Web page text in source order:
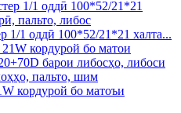
1/1 оддӣ 100*52/21*21 халта...
кордурой бо матоъи